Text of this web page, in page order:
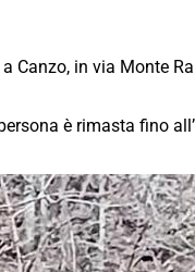
in via Monte
è rimasta fino